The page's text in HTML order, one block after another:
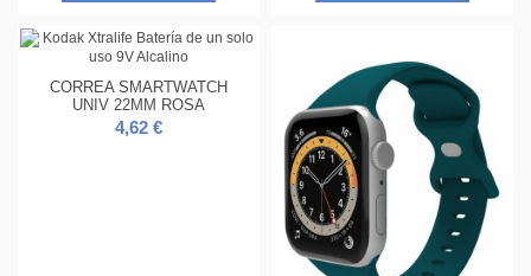
CORREA SMARTWATCH
UNIV 22MM ROSA
4,62 €